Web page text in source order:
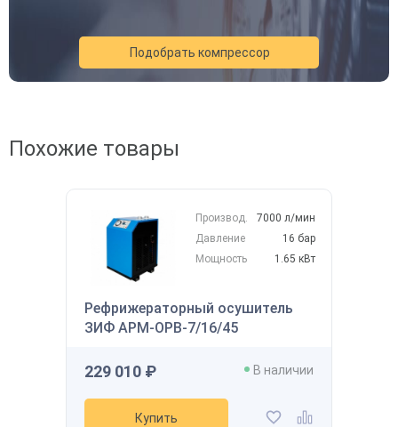
Подобрать компрессор
Похожие товары
Рефрижераторный осушитель
ЗИФ АРМ-ОРВ-7/16/45
Производ.
7000 л/мин
Давление
16 бар
Мощность
1.65 кВт
229 010 ₽ В наличии
Купить
Скидка будет забронирована на
введенный вами номер в течение 30
В наличии
Производительность